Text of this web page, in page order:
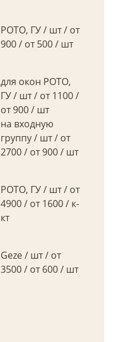
РОТО, ГУ / шт / от
900 / от 500 / шт
для окон РОТО,
ГУ / шт / от 1100 /
от 900 / шт
на входную
группу / шт / от
2700 / от 900 / шт
РОТО, ГУ / шт / от
4900 / от 1600 / к-
кт
Geze / шт / от
3500 / от 600 / шт